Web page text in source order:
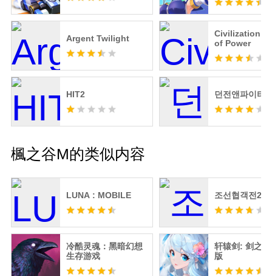
Argent Twilight
Civilization:
of Power
HIT2 던전앤파이터
楓之谷M的类似内容
LUNA : MOBILE 조선협객전2M
冷酷灵魂：黑暗幻想
生存游戏
轩辕剑: 剑之
版